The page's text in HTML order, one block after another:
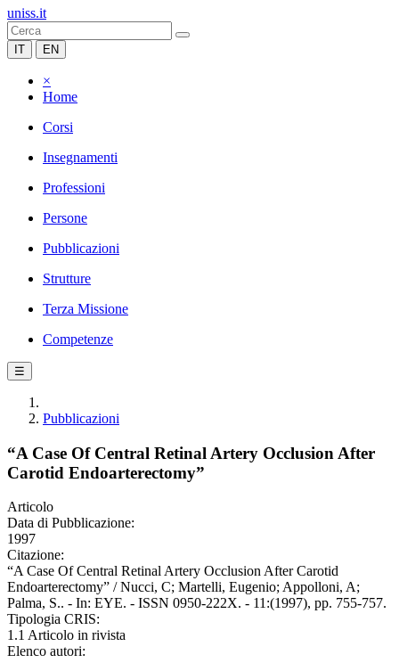
uniss.it
IT EN
×
Home
Corsi
Insegnamenti
Professioni
Persone
Pubblicazioni
Strutture
Terza Missione
Competenze
☰
Pubblicazioni
“A Case Of Central Retinal Artery Occlusion After
Carotid Endoarterectomy”
Articolo
Data di Pubblicazione:
1997
Citazione:
“A Case Of Central Retinal Artery Occlusion After Carotid
Endoarterectomy” / Nucci, C; Martelli, Eugenio; Appolloni, A;
Palma, S.. - In: EYE. - ISSN 0950-222X. - 11:(1997), pp. 755-757.
Tipologia CRIS:
1.1 Articolo in rivista
Elenco autori: